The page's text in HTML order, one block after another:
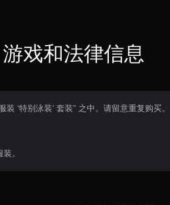
游戏和法律信息
‘特别泳装’ 套装” 之中。请留意重复购买。
。